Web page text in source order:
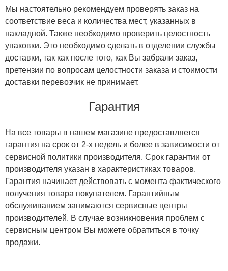
Мы настоятельно рекомендуем проверять заказ на
соответствие веса и количества мест, указанных в
накладной. Также необходимо проверить целостность
упаковки. Это необходимо сделать в отделении службы
доставки, так как после того, как Вы забрали заказ,
претензии по вопросам целостности заказа и стоимости
доставки перевозчик не принимает.
Гарантия
На все товары в нашем магазине предоставляется
гарантия на срок от 2-х недель и более в зависимости от
сервисной политики производителя. Срок гарантии от
производителя указан в характеристиках товаров.
Гарантия начинает действовать с момента фактического
получения товара покупателем. Гарантийным
обслуживанием занимаются сервисные центры
производителей. В случае возникновения проблем с
сервисным центром Вы можете обратиться в точку
продажи.